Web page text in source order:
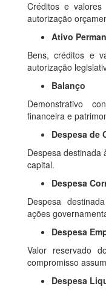
Créditos e valores
autorização
Ativo
Bens, créditos e
autorização
Balanço
Demonstrativo
financeira e
Despesa de
Despesa destinada
capital.
Despesa
Despesa
ações
Despesa
Valor reservado
compromisso
Despesa